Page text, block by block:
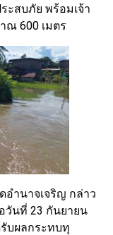
ะสบภัย พร้อมเจ้า
ณ 600 เมตร
อำนาจเจริญ กล่าว
วันที่ 23 กันยายน
บผลกระทบทุ